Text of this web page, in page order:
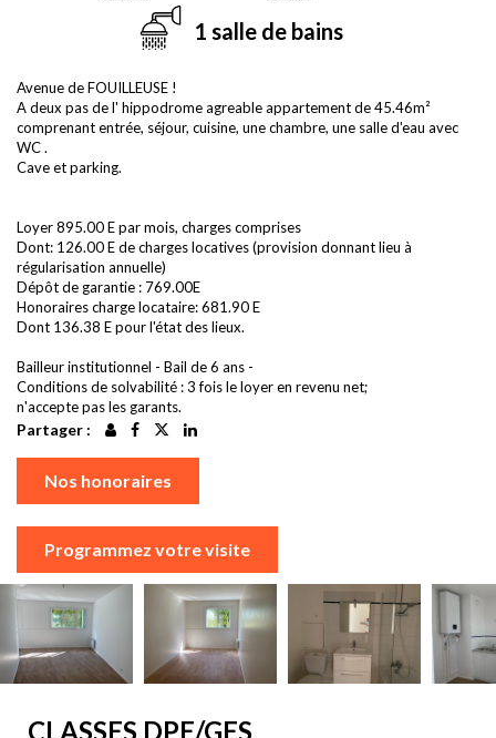
1 salle de bains
Avenue de FOUILLEUSE !
A deux pas de l' hippodrome agreable appartement de 45.46m²
comprenant entrée, séjour, cuisine, une chambre, une salle d'eau avec
WC .
Cave et parking.
Loyer 895.00 E par mois, charges comprises
Dont: 126.00 E de charges locatives (provision donnant lieu à
régularisation annuelle)
Dépôt de garantie : 769.00E
Honoraires charge locataire: 681.90 E
Dont 136.38 E pour l'état des lieux.
Bailleur institutionnel - Bail de 6 ans -
Conditions de solvabilité : 3 fois le loyer en revenu net;
n'accepte pas les garants.
Partager :
Nos honoraires
Programmez votre visite
CLASSES DPE/GES